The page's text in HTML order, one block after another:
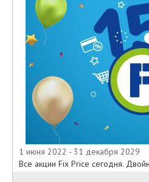
1 июня 2022 - 31 декабря 2029
Все акции Fix Price сегодня.